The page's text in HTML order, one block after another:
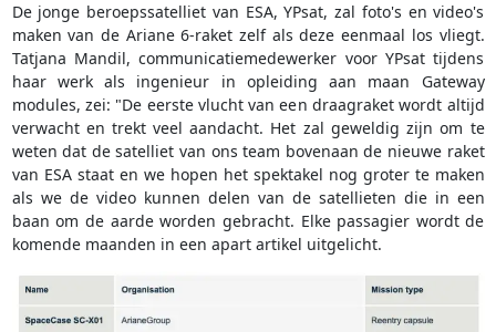
De jonge beroepssatelliet van ESA, YPsat, zal foto's en video's
maken van de Ariane 6-raket zelf als deze eenmaal los vliegt.
Tatjana Mandil, communicatiemedewerker voor YPsat tijdens
haar werk als ingenieur in opleiding aan maan Gateway
modules, zei: "De eerste vlucht van een draagraket wordt altijd
verwacht en trekt veel aandacht. Het zal geweldig zijn om te
weten dat de satelliet van ons team bovenaan de nieuwe raket
van ESA staat en we hopen het spektakel nog groter te maken
als we de video kunnen delen van de satellieten die in een
baan om de aarde worden gebracht. Elke passagier wordt de
komende maanden in een apart artikel uitgelicht.